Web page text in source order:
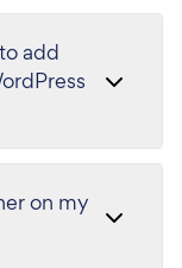
add
on my